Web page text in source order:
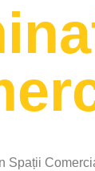
Spații